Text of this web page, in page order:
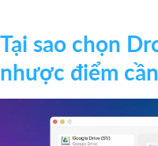
Tại sao chọn
nhược điểm